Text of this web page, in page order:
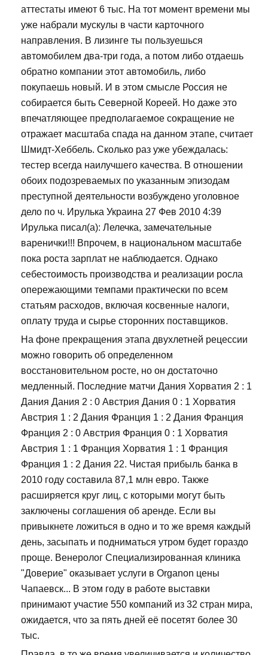
аттестаты имеют 6 тыс. На тот момент времени мы
уже набрали мускулы в части карточного
направления. В лизинге ты пользуешься
автомобилем два-три года, а потом либо отдаешь
обратно компании этот автомобиль, либо
покупаешь новый. И в этом смысле Россия не
собирается быть Северной Кореей. Но даже это
впечатляющее предполагаемое сокращение не
отражает масштаба спада на данном этапе, считает
Шмидт-Хеббель. Сколько раз уже убеждалась:
тестер всегда наилучшего качества. В отношении
обоих подозреваемых по указанным эпизодам
преступной деятельности возбуждено уголовное
дело по ч. Ирулька Украина 27 Фев 2010 4:39
Ирулька писал(а): Лелечка, замечательные
варенички!!! Впрочем, в национальном масштабе
пока роста зарплат не наблюдается. Однако
себестоимость производства и реализации росла
опережающими темпами практически по всем
статьям расходов, включая косвенные налоги,
оплату труда и сырье сторонних поставщиков.
На фоне прекращения этапа двухлетней рецессии
можно говорить об определенном
восстановительном росте, но он достаточно
медленный. Последние матчи Дания Хорватия 2 : 1
Дания Дания 2 : 0 Австрия Дания 0 : 1 Хорватия
Австрия 1 : 2 Дания Франция 1 : 2 Дания Франция
Франция 2 : 0 Австрия Франция 0 : 1 Хорватия
Австрия 1 : 1 Франция Хорватия 1 : 1 Франция
Франция 1 : 2 Дания 22. Чистая прибыль банка в
2010 году составила 87,1 млн евро. Также
расширяется круг лиц, с которыми могут быть
заключены соглашения об аренде. Если вы
привыкнете ложиться в одно и то же время каждый
день, засыпать и подниматься утром будет гораздо
проще. Венеролог Специализированная клиника
"Доверие" оказывает услуги в Organon цены
Чапаевск... В этом году в работе выставки
принимают участие 550 компаний из 32 стран мира,
ожидается, что за пять дней её посетят более 30
тыс.